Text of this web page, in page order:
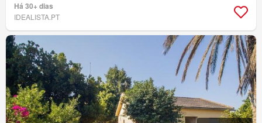
Há 30+ dias
IDEALISTA.PT